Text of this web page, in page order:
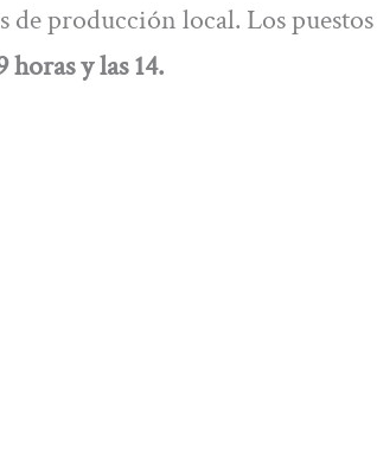
producción local. Los puestos
y las 14.